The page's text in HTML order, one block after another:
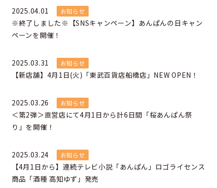
2025.04.01 お知らせ
※終了しました※【SNSキャンペーン】あんぱんの日キャン
ペーンを開催！
2025.03.31 お知らせ
【新店舗】4月1日(火)「東武百貨店船橋店」NEW OPEN！
2025.03.26 お知らせ
＜第2弾＞直営店にて4月1日から計6日間「桜あんぱん祭
り」を開催！
2025.03.24 お知らせ
【4月1日から】連続テレビ小説「あんぱん」ロゴライセンス
商品「酒種 高知ゆず」発売